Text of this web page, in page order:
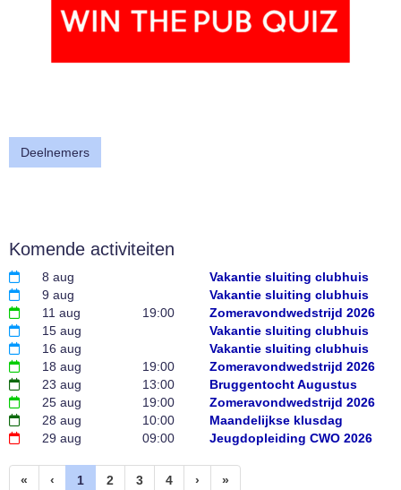
Deelnemers
Komende activiteiten
8 aug
Vakantie sluiting clubhuis
9 aug
Vakantie sluiting clubhuis
11 aug
19:00
Zomeravondwedstrijd 2026
15 aug
Vakantie sluiting clubhuis
16 aug
Vakantie sluiting clubhuis
18 aug
19:00
Zomeravondwedstrijd 2026
23 aug
13:00
Bruggentocht Augustus
25 aug
19:00
Zomeravondwedstrijd 2026
28 aug
10:00
Maandelijkse klusdag
29 aug
09:00 Jeugdopleiding CWO 2026
« ‹ 1 (huidige)
2 3 4 › »